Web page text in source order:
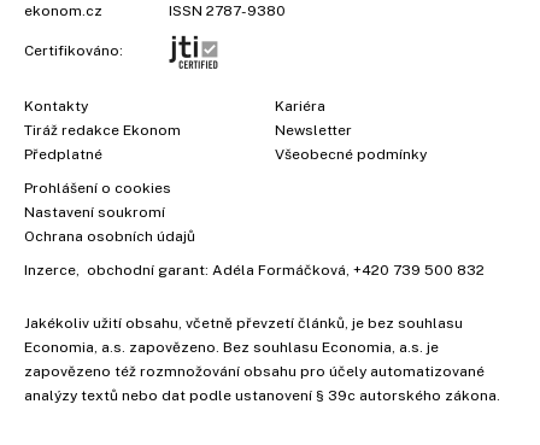
ekonom.cz
ISSN 2787-9380
Certifikováno:
Kontakty
Tiráž redakce Ekonom
Předplatné
Kariéra
Newsletter
Všeobecné podmínky
Prohlášení o cookies
Nastavení soukromí
Ochrana osobních údajů
Inzerce , obchodní garant: Adéla Formáčková +420 739 500 832
Jakékoliv užití obsahu, včetně převzetí článků, je bez souhlasu
Economia, a.s. zapovězeno. Bez souhlasu Economia, a.s. je
zapovězeno též rozmnožování obsahu pro účely automatizované
analýzy textů nebo dat podle ustanovení § 39c autorského zákona.